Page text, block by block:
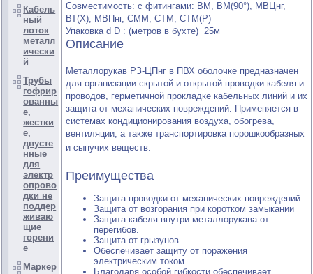
Кабель
ный
лоток
металл
ически
й
Трубы
гофрир
ованны
е,
жестки
е,
двусте
нные
для
электр
опрово
дки не
поддер
живаю
щие
горени
е
Маркер
Совместимость: с фитингами: ВМ, ВМ(90°), МВЦнг,
ВТ(Х), МВПнг, СММ, СТМ, СТМ(Р)
Упаковка d D : (метров в бухте) 25м
Описание
Металлорукав РЗ-ЦПнг в ПВХ оболочке предназначен
для организации скрытой и открытой проводки кабеля и
проводов, герметичной прокладке кабельных линий и их
защита от механических повреждений. Применяется в
системах кондиционирования воздуха, обогрева,
вентиляции, а также транспортировка порошкообразных
и сыпучих веществ.
Преимущества
Защита проводки от механических повреждений.
Защита от возгорания при коротком замыкании
Защита кабеля внутри металлорукава от
перегибов.
Защита от грызунов.
Обеспечивает защиту от поражения
электрическим током
Благодаря особой гибкости обеспечивает